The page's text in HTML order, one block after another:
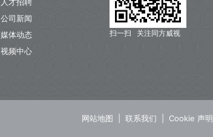
公司新闻
媒体动态
视频中心
扫一扫 关注同方威视
网站地图 联系我们 Cookie 声明